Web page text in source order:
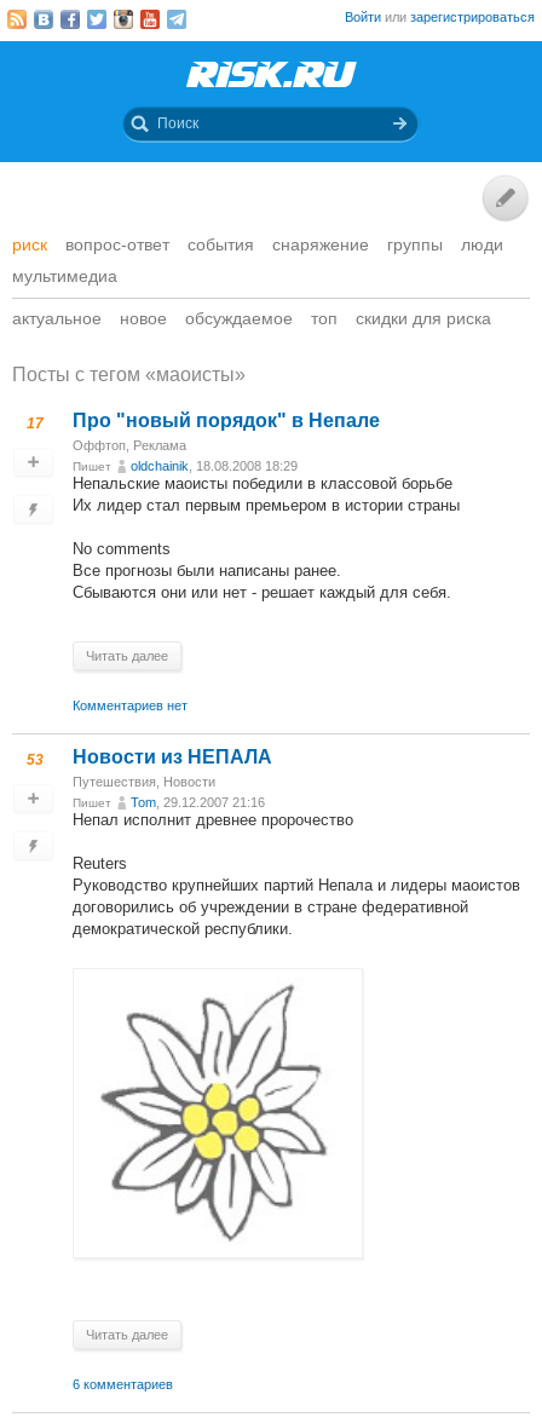
Войти или зарегистрироваться
риск вопрос-ответ события снаряжение группы
люди
мультимедиа
актуальное новое обсуждаемое топ скидки для риска
Посты c тегом «маоисты»
17 Про "новый порядок" в Непале
Оффтоп Реклама
Пишет oldchainik , 18.08.2008 18:29
Непальские маоисты победили в классовой борьбе
Их лидер стал первым премьером в истории страны
No comments
Все прогнозы были написаны ранее.
Сбываются они или нет - решает каждый для себя.
Читать далее
Комментариев нет
53 Новости из НЕПАЛА
Путешествия Новости
Пишет Tom , 29.12.2007 21:16
Непал исполнит древнее пророчество
Reuters
Руководство крупнейших партий Непала и лидеры маоистов
договорились об учреждении в стране федеративной
демократической республики.
Читать далее
6 комментариев